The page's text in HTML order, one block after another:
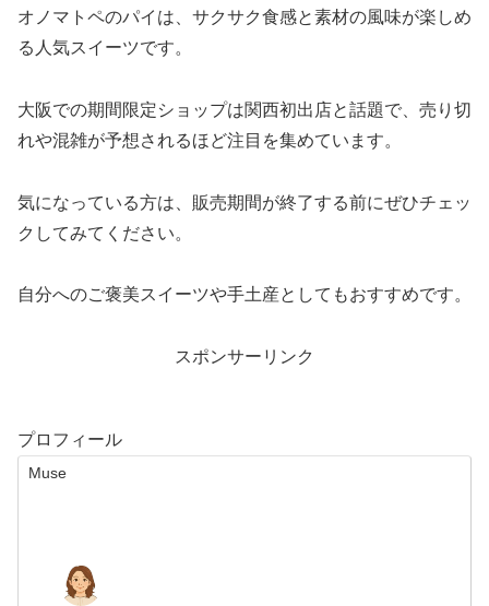
オノマトペのパイは、サクサク食感と素材の風味が楽しめ
る人気スイーツです。
大阪での期間限定ショップは関西初出店と話題で、売り切
れや混雑が予想されるほど注目を集めています。
気になっている方は、販売期間が終了する前にぜひチェッ
クしてみてください。
自分へのご褒美スイーツや手土産としてもおすすめです。
スポンサーリンク
プロフィール
Muse